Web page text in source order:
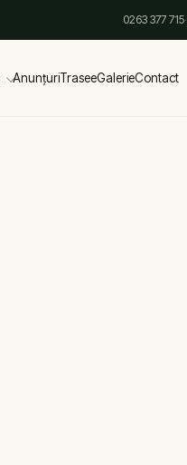
0263 377 715·
AnunțuriTraseeGalerieContact